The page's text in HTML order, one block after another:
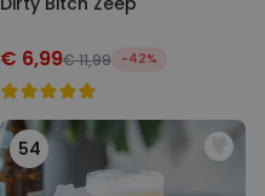
€ 6,99€ 11,99 -42%
54